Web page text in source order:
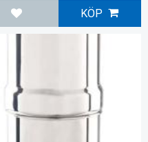
Lägg till i favoriter
KÖP